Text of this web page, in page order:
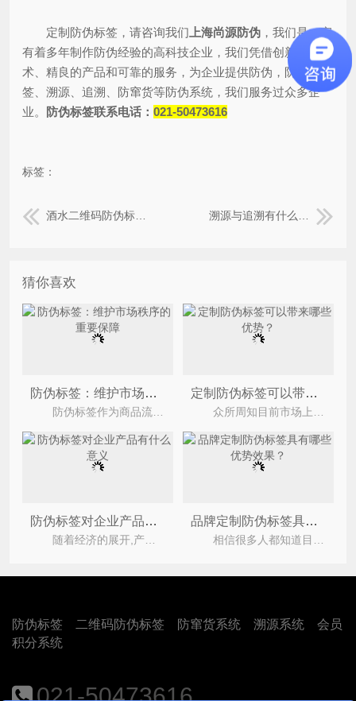
定制防伪标签，请咨询我们 上海尚源防伪 ，我们是一家
有着多年制作防伪经验的高科技企业，我们凭借创新的技
术、精良的产品和可靠的服务，为企业提供防伪，防伪标
签、溯源、追溯、防窜货等防伪系统，我们服务过众多企
业。
防伪标签联系电话： 021-50473616
标签：
酒水二维码防伪标签如何实现防伪溯源？ 溯源与追溯有什么区别与不同？
猜你喜欢
防伪标签：维护市场秩序的重要保障 定制防伪标签可以带来哪些优势？
防伪标签对企业产品有什么意义 品牌定制防伪标签具有哪些优势效果？
防伪标签 二维码防伪标签 防窜货系统 溯源系统
会员
积分系统